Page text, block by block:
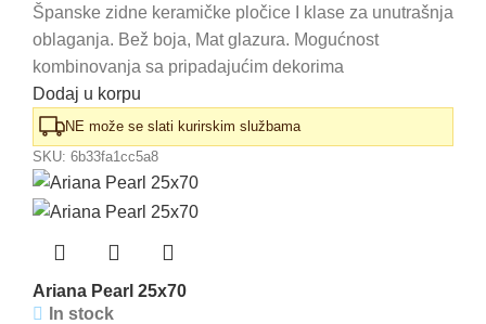
Španske zidne keramičke pločice I klase za unutrašnja
oblaganja. Bež boja, Mat glazura. Mogućnost
kombinovanja sa pripadajućim dekorima
Dodaj u korpu
NE može se slati kurirskim službama
SKU: 6b33fa1cc5a8
Ariana Pearl 25x70
In stock